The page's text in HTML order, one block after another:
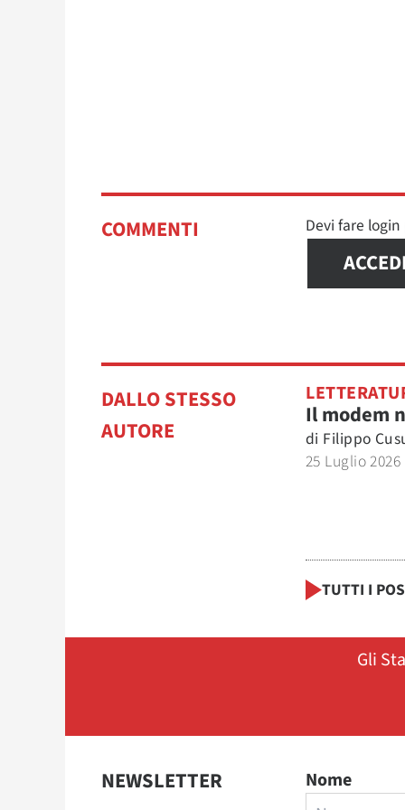
COMMENTI Devi fare
ACCEDI
DALLO STESSO
AUTORE
Il modem
di Filippo
25 Luglio 2026
TUTTI I
Gli
NEWSLETTER Nome